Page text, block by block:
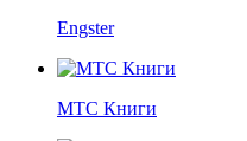
Engster
МТС Книги